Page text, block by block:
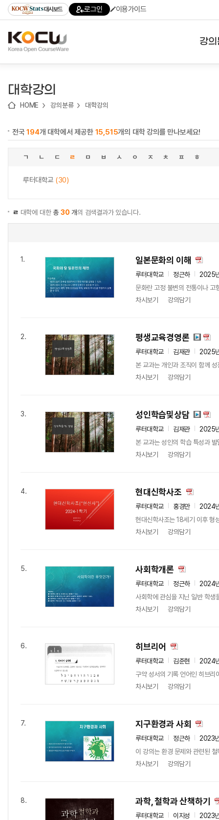
기
기
기
content)
가
대시보드 로그인 이용가이드
강
대학강의
HOME 강의분류 대학강의
전국194개 대학에서 제공한 15,515개의 대학 강의를 만나보세요!
ㄱ ㄴ ㄷ ㄹ ㅁ ㅂ ㅅ ㅇ ㅈ ㅊ ㅍ ㅎ
루터대학교 (30)
ㄹ 대학에 대한총 30 개의 검색결과가 있습니다.
1. 일본문화의 이해
루터대학교 정근하
2025
문화란 고정 불변의 전통이나 고
차시보기
강의담기
2. 평생교육경영론
루터대학교 김재관
2025
본 교과는 개인과 조직이 함께
차시보기
강의담기
3. 성인학습및상담
루터대학교 김재관
2025
본 교과는 성인의 학습 특성과
차시보기
강의담기
4. 현대신학사조
루터대학교 홍경만
2024
현대신학사조는 18세기 이후 형
차시보기
강의담기
5. 사회학개론
루터대학교 정근하
2024
사회학에 관심을 지닌 일반 학생
차시보기
강의담기
6. 히브리어
루터대학교 김준현
2024
구약 성서의 기록 언어인 히브리
차시보기
강의담기
7. 지구환경과 사회
루터대학교 정근하
2023
이 강의는 환경 문제와 관련된
차시보기
강의담기
8. 과학, 철학과 산책하기
루터대학교 이지성
2023